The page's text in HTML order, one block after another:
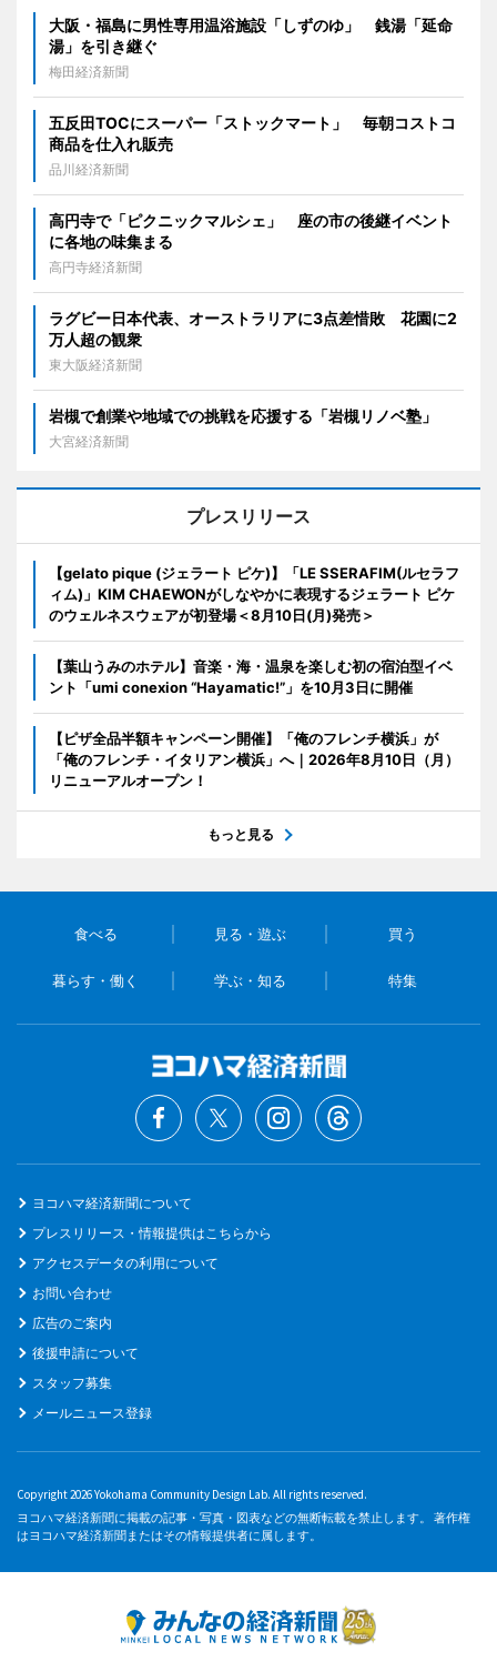
大阪・福島に男性専用温浴施設「しずのゆ」 銭湯「延命
湯」を引き継ぐ
梅田経済新聞
五反田TOCにスーパー「ストックマート」 毎朝コストコ
商品を仕入れ販売
品川経済新聞
高円寺で「ピクニックマルシェ」 座の市の後継イベント
に各地の味集まる
高円寺経済新聞
ラグビー日本代表、オーストラリアに3点差惜敗 花園に2
万人超の観衆
東大阪経済新聞
岩槻で創業や地域での挑戦を応援する「岩槻リノベ塾」
大宮経済新聞
プレスリリース
【gelato pique (ジェラート ピケ)】「LE SSERAFIM(ルセラフ
ィム)」KIM CHAEWONがしなやかに表現するジェラート ピケ
のウェルネスウェアが初登場＜8月10日(月)発売＞
【葉山うみのホテル】音楽・海・温泉を楽しむ初の宿泊型イベ
ント「umi conexion “Hayamatic!”」を10月3日に開催
【ピザ全品半額キャンペーン開催】「俺のフレンチ横浜」が
「俺のフレンチ・イタリアン横浜」へ｜2026年8月10日（月）
リニューアルオープン！
もっと見る
食べる 見る・遊ぶ 買う
暮らす・働く 学ぶ・知る 特集
ヨコハマ経済新聞について
プレスリリース・情報提供はこちらから
アクセスデータの利用について
お問い合わせ
広告のご案内
後援申請について
スタッフ募集
メールニュース登録
Copyright 2026 Yokohama Community Design Lab. All rights reserved.
ヨコハマ経済新聞に掲載の記事・写真・図表などの無断転載を禁止します。 著作権
はヨコハマ経済新聞またはその情報提供者に属します。